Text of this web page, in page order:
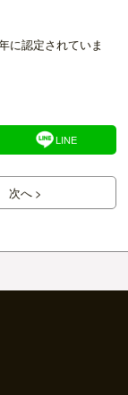
に認定されていま
LINE
次へ >